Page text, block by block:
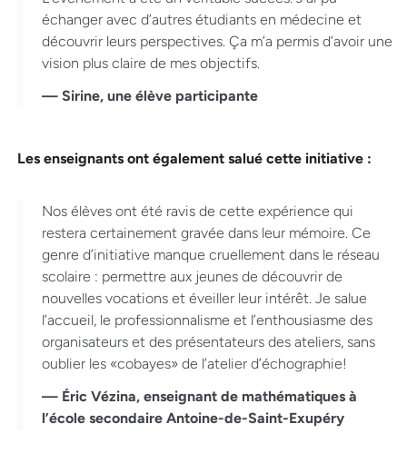
échanger avec d’autres étudiants en médecine et
découvrir leurs perspectives. Ça m’a permis d’avoir une
vision plus claire de mes objectifs.
— Sirine, une élève participante
Les enseignants ont également salué cette initiative :
Nos élèves ont été ravis de cette expérience qui
restera certainement gravée dans leur mémoire. Ce
genre d’initiative manque cruellement dans le réseau
scolaire : permettre aux jeunes de découvrir de
nouvelles vocations et éveiller leur intérêt. Je salue
l’accueil, le professionnalisme et l’enthousiasme des
organisateurs et des présentateurs des ateliers, sans
oublier les «cobayes» de l’atelier d’échographie!
— Éric Vézina, enseignant de mathématiques à
l’école secondaire Antoine-de-Saint-Exupéry